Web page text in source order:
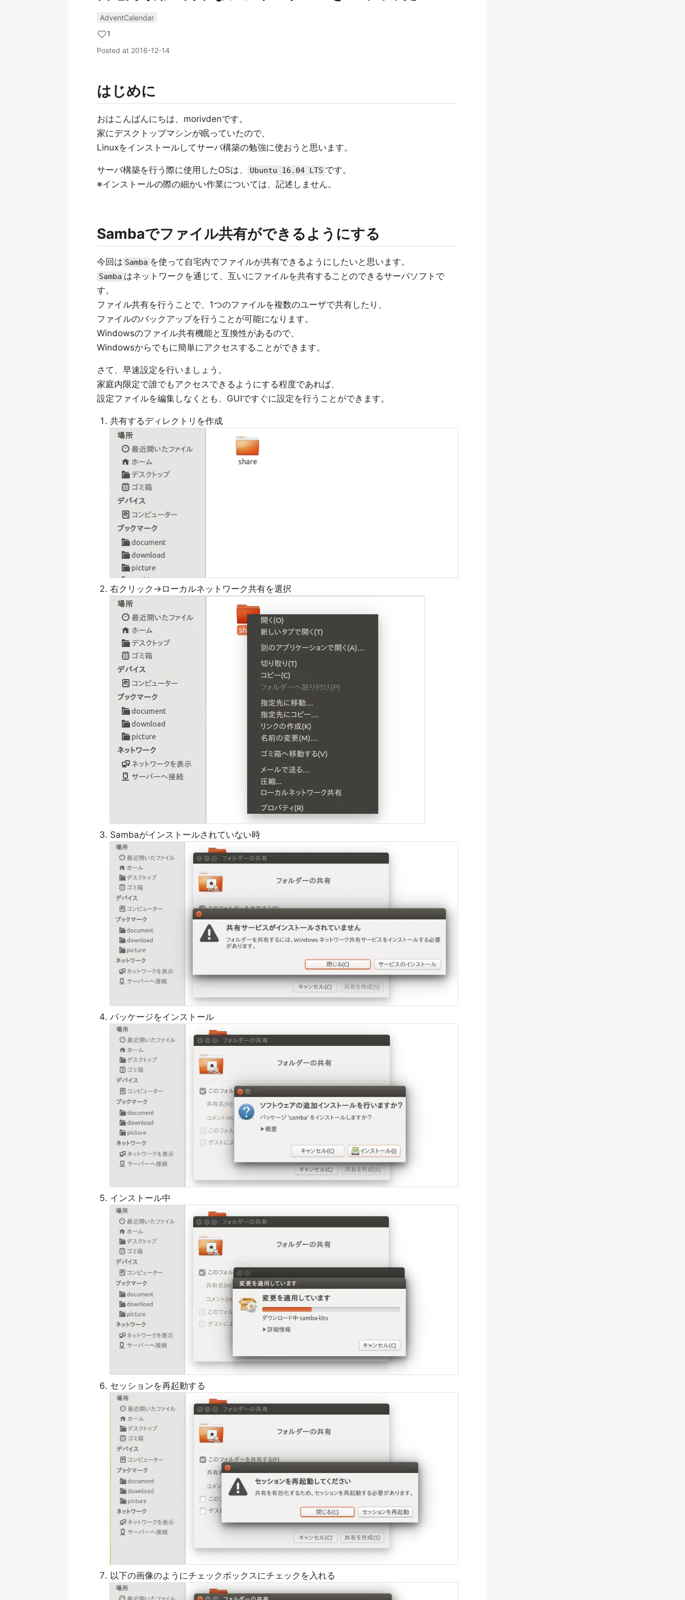
AdventCalendar
1
Posted at 2016-12-14
はじめに
おはこんばんにちは、morivdenです。
家にデスクトップマシンが眠っていたので、
Linuxをインストールしてサーバ構築の勉強に使おうと思います。
サーバ構築を行う際に使用したOSは、 Ubuntu 16.04 LTS です。
※インストールの際の細かい作業については、記述しません。
Sambaでファイル共有ができるようにする
今回は Samba を使って自宅内でファイルが共有できるようにしたいと思います。
Samba はネットワークを通じて、互いにファイルを共有することのできるサーバソフトで
す。
ファイル共有を行うことで、1つのファイルを複数のユーザで共有したり、
ファイルのバックアップを行うことが可能になります。
Windowsのファイル共有機能と互換性があるので、
Windowsからでもに簡単にアクセスすることができます。
さて、早速設定を行いましょう。
家庭内限定で誰でもアクセスできるようにする程度であれば、
設定ファイルを編集しなくとも、GUIですぐに設定を行うことができます。
共有するディレクトリを作成
右クリック→ローカルネットワーク共有を選択
Sambaがインストールされていない時
パッケージをインストール
インストール中
セッションを再起動する
以下の画像のようにチェックボックスにチェックを入れる